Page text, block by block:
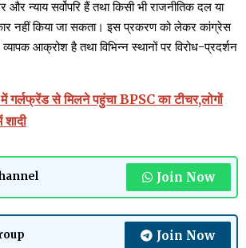
और न्याय सर्वोपरि हैं तथा किसी भी राजनीतिक दल या
नहीं किया जा सकता। इस प्रकरण को लेकर कांग्रेस
आक्रोश है तथा विभिन्न स्थानों पर विरोध-प्रदर्शन
गर्लफ्रेंड से मिलने पहुंचा BPSC का टीचर,लोगों
शादी
Join Now
Join Now